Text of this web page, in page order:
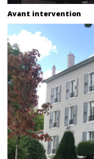
Avant intervention